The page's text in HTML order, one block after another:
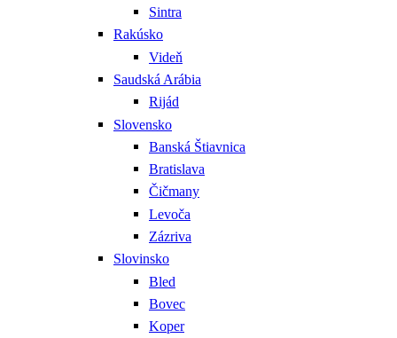
Sintra
Rakúsko
Videň
Saudská Arábia
Rijád
Slovensko
Banská Štiavnica
Bratislava
Čičmany
Levoča
Zázriva
Slovinsko
Bled
Bovec
Koper